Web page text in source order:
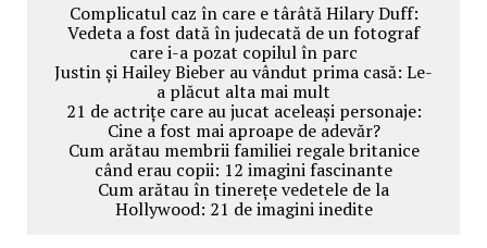
Complicatul caz în care e târâtă Hilary Duff:
Vedeta a fost dată în judecată de un fotograf
care i-a pozat copilul în parc
Justin și Hailey Bieber au vândut prima casă: Le-
a plăcut alta mai mult
21 de actrițe care au jucat aceleași personaje:
Cine a fost mai aproape de adevăr?
Cum arătau membrii familiei regale britanice
când erau copii: 12 imagini fascinante
Cum arătau în tinerețe vedetele de la
Hollywood: 21 de imagini inedite